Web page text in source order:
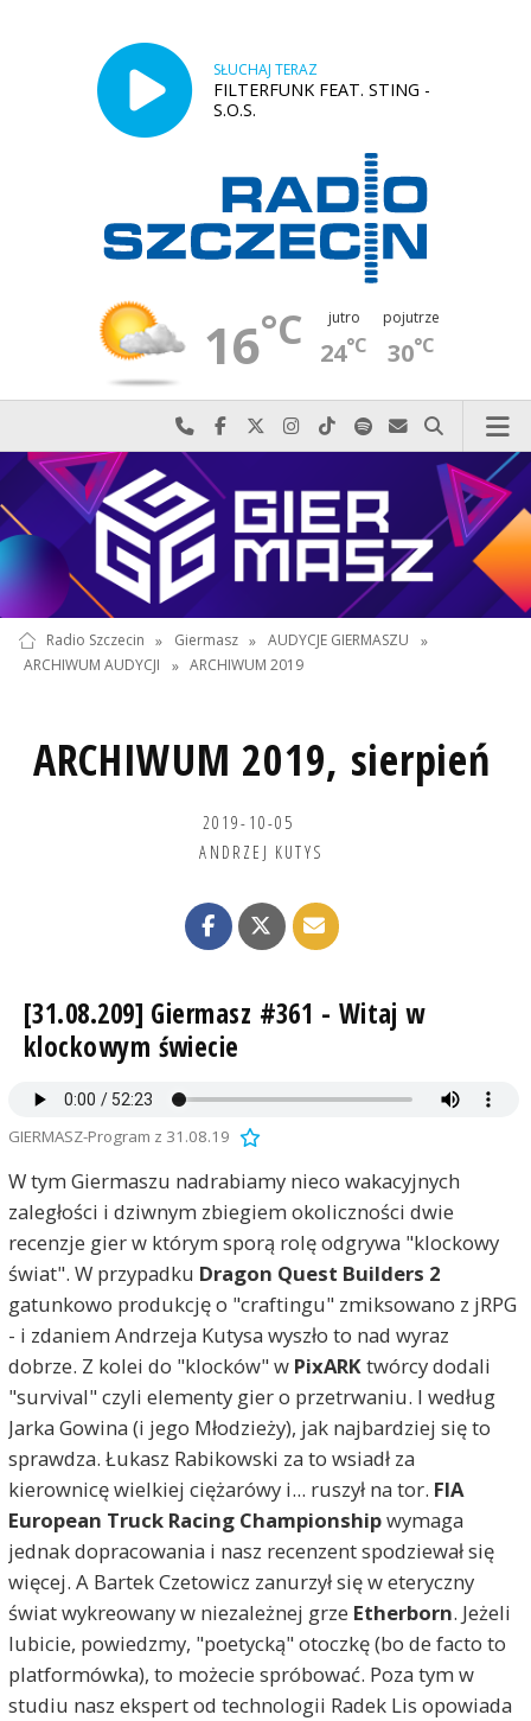
SŁUCHAJ TERAZ
FILTERFUNK FEAT. STING -
S.O.S.
16°C jutro
24°C
pojutrze
30°C
Najlepiej po prostu do nas zadzwoń
Odwiedź nas na Facebook-u
Odwiedź nas na X
Odwiedź nas na Instagram-ie
Odwiedź nas na TikTok-u
Szukaj nas na Spotify
Wyślij do nas
Szukaj
Radio Szczecin » Giermasz » AUDYCJE GIERMASZU
»
ARCHIWUM AUDYCJI
» ARCHIWUM 2019
ARCHIWUM 2019, sierpień
2019-10-05
ANDRZEJ KUTYS
[31.08.209] Giermasz #361 - Witaj w
klockowym świecie
GIERMASZ-Program z 31.08.19
W tym Giermaszu nadrabiamy nieco wakacyjnych
zaległości i dziwnym zbiegiem okoliczności dwie
recenzje gier w którym sporą rolę odgrywa "klockowy
świat". W przypadku Dragon Quest Builders 2
gatunkowo produkcję o "craftingu" zmiksowano z jRPG
- i zdaniem Andrzeja Kutysa wyszło to nad wyraz
dobrze. Z kolei do "klocków" w PixARKtwórcy dodali
"survival" czyli elementy gier o przetrwaniu. I według
Jarka Gowina (i jego Młodzieży), jak najbardziej się to
sprawdza. Łukasz Rabikowski za to wsiadł za
kierownicę wielkiej ciężarówy i... ruszył na tor. FIA
European Truck Racing Championshipwymaga
jednak dopracowania i nasz recenzent spodziewał się
więcej. A Bartek Czetowicz zanurzył się w eteryczny
świat wykreowany w niezależnej grze Etherborn. Jeżeli
lubicie, powiedzmy, "poetycką" otoczkę (bo de facto to
platformówka), to możecie spróbować. Poza tym w
studiu nasz ekspert od technologii Radek Lis opowiada